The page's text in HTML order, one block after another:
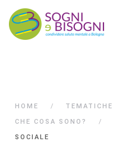
HOME TEMATICHE
CHE COSA SONO?
SOCIALE